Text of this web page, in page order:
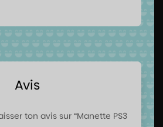
Avis
ton avis sur “Manette PS3